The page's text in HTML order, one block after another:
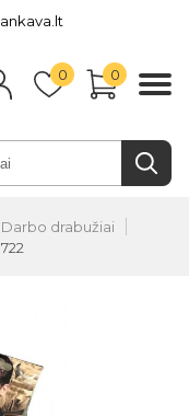
0 0
Darbo drabužiai